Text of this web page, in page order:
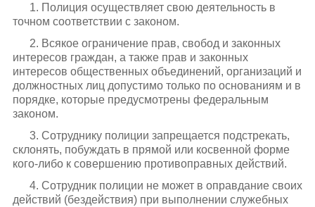
1. Полиция осуществляет свою деятельность в
точном соответствии с законом.
2. Всякое ограничение прав, свобод и законных
интересов граждан, а также прав и законных
интересов общественных объединений, организаций и
должностных лиц допустимо только по основаниям и в
порядке, которые предусмотрены федеральным
законом.
3. Сотруднику полиции запрещается подстрекать,
склонять, побуждать в прямой или косвенной форме
кого-либо к совершению противоправных действий.
4. Сотрудник полиции не может в оправдание своих
действий (бездействия) при выполнении служебных